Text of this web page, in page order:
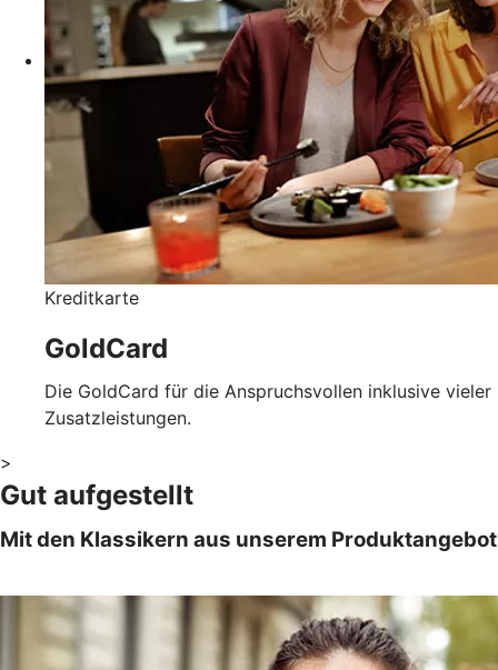
Kreditkarte
GoldCard
Die GoldCard für die Anspruchsvollen inklusive vieler
Zusatzleistungen.
>
Gut aufgestellt
Mit den Klassikern aus unserem Produktangebot